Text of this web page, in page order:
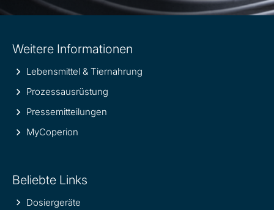
information
Weitere Informationen
Lebensmittel & Tiernahrung
Prozessausrüstung
Pressemitteilungen
MyCoperion
Beliebte Links
Dosiergeräte